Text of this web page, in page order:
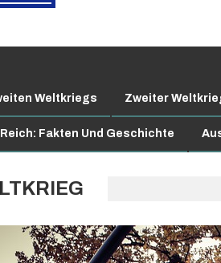
Weltkriegs Zweiter
Fakten Und Geschichte